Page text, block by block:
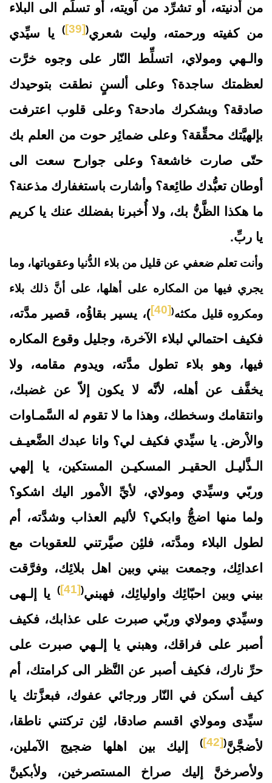
من أدنيته، أو تشرِّد من آويته، أو تسلِّم الى البلاء
من كفيته ورحمته، وليت شعري(
[39]
)
يا سيِّدي
والـهي ومولاي، اتسلِّط النّار على وجوه خرَّت
لعظمتك ساجدة؟ وعلى ألسنٍ نطقت بتوحيدك
صادقة؟ وبشكرك مادحة؟ وعلى قلوب اعترفت
بإلهيَّتك محقِّقة؟ وعلى ضمائِر حوت من العلم بك
حتّى صارت خاشعة؟ وعلى جوارح سعت الى
أوطان تعبُّدك طائِعة؟ وأشارت باستغفارك مذعنة؟
ما هكذا الظَّنُّ بك، ولا أُخبرنا بفضلك عنك يا كريم
يا ربِّ.
وأنت تعلم ضعفي عن قليل من بلاء الدُّنيا وعقوباتها، وما
يجري فيها من المكاره على أهلها، على أنَّ ذلك بلاء
ومكروه قليل مكثه(
[40])، يسير بقاؤُه، قصير مدَّته،
فكيف احتمالي لبلاء الآخرة، وجليل وقوع المكاره
فيها، وهو بلاء تطول مدَّته، ويدوم مقامه، ولا
يخفَّف عن أهله، لأنَّه لا يكون إلاّ عن غضبك،
وانتقامك وسخطك، وهذا ما لا تقوم له السَّمـاوات
والاْرض. يا سيِّدي فكيف لي؟ وانا عبدك الضَّعيـف
الـذَّليـل الحقيـر المسكيـن المستكين، يا إلهي
وربّي وسيِّدي ومولاي، لأيِّ الاْمور اليك اشكو؟
ولما منها اضجُّ وابكي؟ لأليم العذاب وشدَّته، أم
لطول البلاء ومدَّته، فلئِن صيَّرتني للعقوبات مع
اعدائِك، وجمعت بيني وبين اهل بلائِك، وفرَّقت
بيني وبين احبّائِك واوليائِك، فهبني(
[41]
)
يا إلـهى
وسيِّدي ومولاي وربّي صبرت على عذابك، فكيف
أصبر على فراقك، وهبني يا إلـهي صبرت على
حرِّ نارك، فكيف أصبر عن النَّظر الى كرامتك، أم
كيف أسكن في النّار ورجائي عفوك، فبعزَّتك يا
سيِّدى ومولاي اقسم صادقا، لئِن تركتني ناطقا،
لأضجَّنَّ(
[42]
)
إليك بين اهلها ضجيج الآملين،
ولأصرخنَّ إليك صراخ المستصرخين، ولأبكينَّ